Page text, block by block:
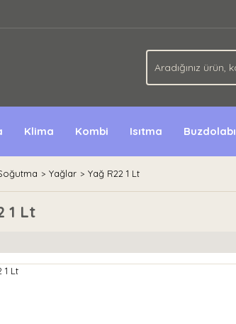
Klima Kombi Isıtma Buzdolabı
Yağlar Yağ R22 1 Lt
1 Lt